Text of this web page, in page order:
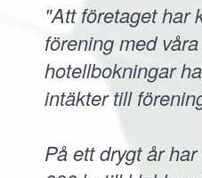
"Att företaget har
förening med
hotellbokningar
intäkter till
På ett drygt år